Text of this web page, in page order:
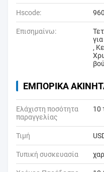
Hscode:
Επισημαίνω:
,
ΕΜΠΟΡΙΚΆ
Ελάχιστη ποσότητα
παραγγελίας
10
Τιμή
Τυπική συσκευασία